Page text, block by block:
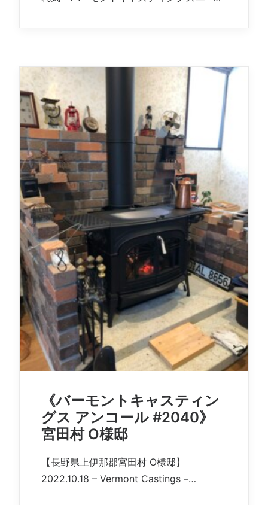
《バーモントキャスティン
グス アンコール #2040》
宮田村 O様邸
【長野県上伊那郡宮田村 O様邸】
2022.10.18 – Vermont Castings –…